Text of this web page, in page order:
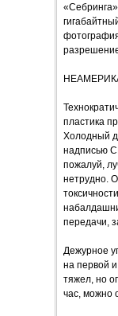
пластика
Холодный
надписью
пожалуй,
нетрудно.
передачи,
Дежурное
на первой
тяжел, но
час, можно